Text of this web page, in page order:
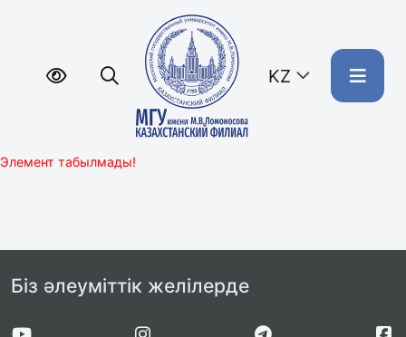
KZ
Элемент табылмады!
Біз әлеуміттік желілерде